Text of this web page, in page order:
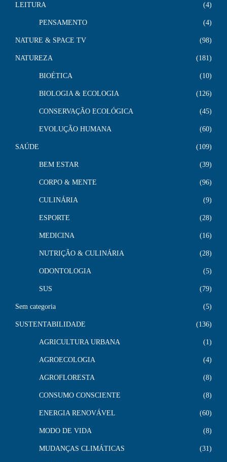
LEITURA 4
PENSAMENTO 4
NATURE & SPACE TV 98
NATUREZA 181
BIOÉTICA 10
BIOLOGIA & ECOLOGIA 126
CONSERVAÇÃO ECOLÓGICA 45
EVOLUÇÃO HUMANA 60
SAÚDE 109
BEM ESTAR 39
CORPO & MENTE 96
CULINÁRIA 9
ESPORTE 28
MEDICINA 16
NUTRIÇÃO & CULINÁRIA 28
ODONTOLOGIA 5
SUS 79
Sem categoria 5
SUSTENTABILIDADE 136
AGRICULTURA URBANA 1
AGROECOLOGIA 4
AGROFLORESTA 8
CONSUMO CONSCIENTE 8
ENERGIA RENOVÁVEL 60
MODO DE VIDA 8
MUDANÇAS CLIMÁTICAS 31